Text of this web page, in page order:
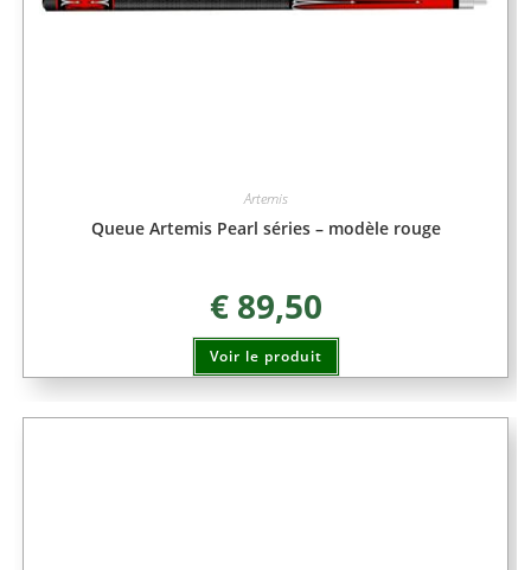
Artemis
Queue Artemis Pearl séries – modèle rouge
€89,50
Voir le produit